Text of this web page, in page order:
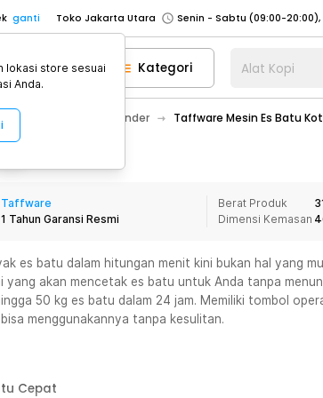
ganti Toko Jakarta Utara
Toko Tangerang
Toko Cikupa
Pick n Go Jakarta Barat
Senin - Jumat (07:00 -
Pick n Go Bekasi
Senin - Jumat (08:00 - 20:00),
Senin - Jumat (08:00 - 20:00),
Senin - Sabtu (09:00-
Senin - Sabtu (09:00-
Toko Tangerang
Toko Cikupa
Pick n Go Jakarta Barat
Senin - Jumat (07:00 -
Senin - Jumat (08:00 - 20:00),
Kategori Alat Kopi
Rumah Blender Taffware Mesin Es Batu
Taffware
1 Tahun Garansi Resmi
Berat Produk
Dimensi Kemasan
es batu dalam hitungan menit kini bukan hal yang
yang akan mencetak es batu untuk Anda tanpa
50 kg es batu dalam 24 jam. Memiliki tombol
menggunakannya tanpa kesulitan.
Cepat
lokasi store sesuai
Anda.